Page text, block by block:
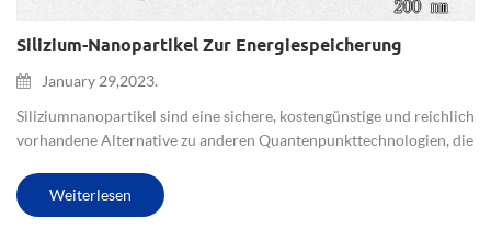
Silizium-Nanopartikel Zur Energiespeicherung
January 29,2023.
Siliziumnanopartikel sind eine sichere, kostengünstige und reichlich
vorhandene Alternative zu anderen Quantenpunkttechnologien, die
giftig sind. Potenzielle Anwendungen für Silizium-Nanopar...
Weiterlesen